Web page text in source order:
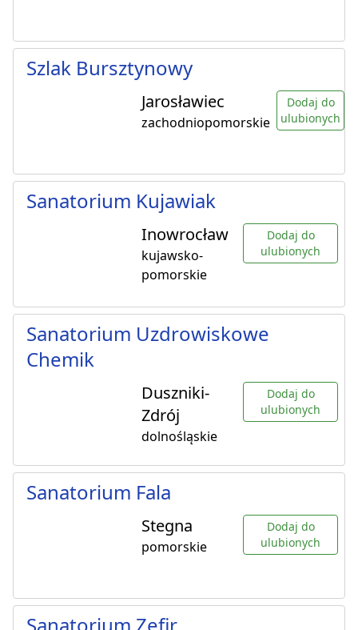
Szlak Bursztynowy
Jarosławiec
zachodniopomorskie
Dodaj do
ulubionych
Sanatorium Kujawiak
Inowrocław
kujawsko-
pomorskie
Dodaj do
ulubionych
Sanatorium Uzdrowiskowe
Chemik
Duszniki-
Zdrój
dolnośląskie
Dodaj do
ulubionych
Sanatorium Fala
Stegna
pomorskie
Dodaj do
ulubionych